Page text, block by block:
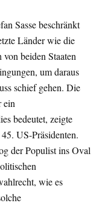
Sasse beschränkt
Länder wie die
beiden Staaten
um daraus
schief gehen. Die
ein
bedeutet, zeigte
US-Präsidenten.
der Populist ins Oval
wie es